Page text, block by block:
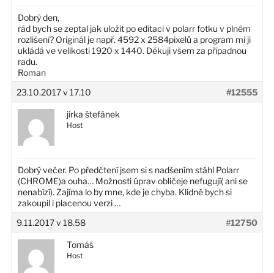
Dobrý den,
rád bych se zeptal jak uložit po editaci v polarr fotku v plném
rozlišení? Originál je např. 4592 x 2584pixelů a program mi ji
ukládá ve velikosti 1920 x 1440. Děkuji všem za případnou
radu.
Roman
23.10.2017 v 17.10
#12555
jirka štefánek
Host
Dobrý večer. Po předčtení jsem si s nadšením stáhl Polarr
(CHROME)a ouha… Možnosti úprav obličeje nefugují( ani se
nenabízí). Zajíma lo by mne, kde je chyba. Klidně bych si
zakoupil i placenou verzi …
9.11.2017 v 18.58
#12750
Tomáš
Host